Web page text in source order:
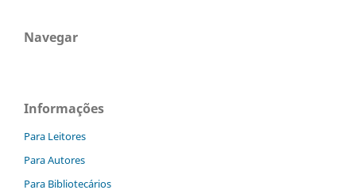
Navegar
Informações
Para Leitores
Para Autores
Para Bibliotecários